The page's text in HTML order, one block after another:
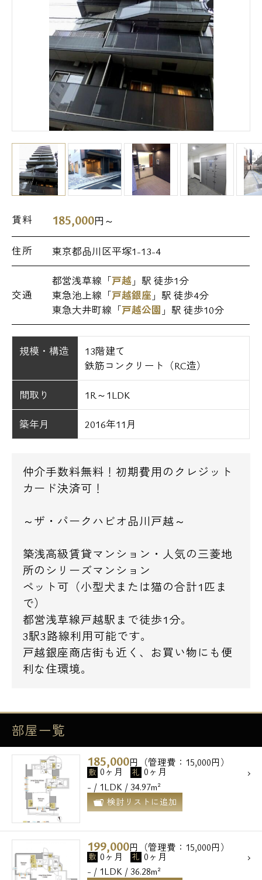
賃料 185,000円～
住所 東京都品川区平塚1-13-4
交通
都営浅草線「戸越 」駅 徒歩1分
東急池上線「戸越銀座 」駅 徒歩4分
東急大井町線「戸越公園 」駅 徒歩10分
規模・構造
13階建て
鉄筋コンクリート（RC造）
間取り 1R～1LDK
築年月 2016年11月
仲介手数料無料！初期費用のクレジット
カード決済可！
～ザ・パークハビオ品川戸越～
築浅高級賃貸マンション・人気の三菱地
所のシリーズマンション
ペット可（小型犬または猫の合計1匹ま
で）
都営浅草線戸越駅まで徒歩1分。
3駅3路線利用可能です。
戸越銀座商店街も近く、お買い物にも便
利な住環境。
部屋一覧
185,000円（管理費：15,000円）
敷 0ヶ月 礼 0ヶ月
- / 1LDK / 34.97m²
検討リストに追加
199,000円（管理費：15,000円）
敷 0ヶ月 礼 0ヶ月
- / 1LDK / 36.28m²